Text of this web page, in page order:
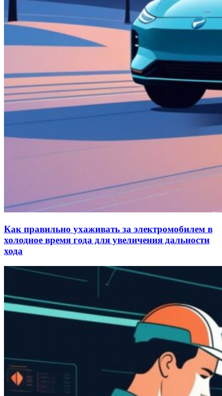
Как правильно ухаживать за электромобилем в
холодное время года для увеличения дальности
хода